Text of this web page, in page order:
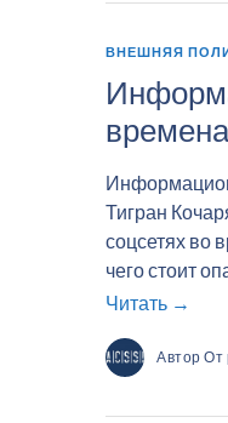
ВНЕШНЯЯ
времена
Тигран
соцсетях во
чего стоит
Читать →
Автор От